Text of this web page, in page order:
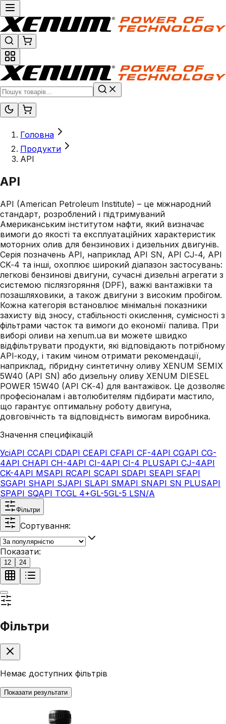
Головна
Продукти
API
API
API (American Petroleum Institute) – це міжнародний
стандарт, розроблений і підтримуваний
Американським інститутом нафти, який визначає
вимоги до якості та експлуатаційних характеристик
моторних олив для бензинових і дизельних двигунів.
Серія позначень API, наприклад API SN, API CJ‑4, API
CK‑4 та інші, охоплює широкий діапазон застосувань:
легкові бензинові двигуни, сучасні дизельні агрегати з
системою післязгоряння (DPF), важкі вантажівки та
позашляховики, а також двигуни з високим пробігом.
Кожна категорія встановлює мінімальні показники
захисту від зносу, стабільності окислення, сумісності з
фільтрами часток та вимоги до економії палива. При
виборі оливи на xenum.ua ви можете швидко
відфільтрувати продукти, які відповідають потрібному
API‑коду, і таким чином отримати рекомендації,
наприклад, гібридну синтетичну оливу XENUM SEMIX
5W40 (API SN) або дизельну оливу XENUM DIESEL
POWER 15W40 (API CK‑4) для вантажівок. Це дозволяє
професіоналам і автолюбителям підбирати мастило,
що гарантує оптимальну роботу двигуна,
довговічність та відповідність вимогам виробника.
Значення специфікацій
УсіAPI CCAPI CDAPI CEAPI CFAPI CF-4API CGAPI CG-
4API CHAPI CH-4API CI-4API CI-4 PLUSAPI CJ-4API
CK-4API MSAPI RCAPI SCAPI SDAPI SEAPI SFAPI
SGAPI SHAPI SJAPI SLAPI SMAPI SNAPI SN PLUSAPI
SPAPI SQAPI TCGL 4+GL-5GL-5 LSN/A
Фільтри
Сортування:
Показати:
12 24
Фільтри
Немає доступних фільтрів
Показати результати